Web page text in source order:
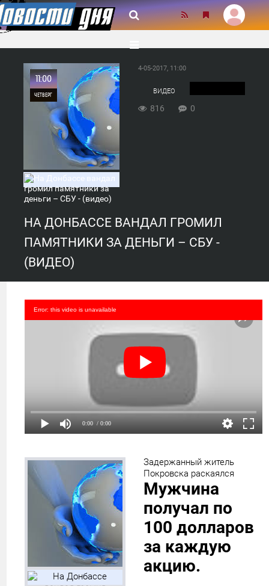
11:00
ЧЕТВЕРГ
4-05-2017, 11:00
ВИДЕО
816 0
НА ДОНБАССЕ ВАНДАЛ ГРОМИЛ
ПАМЯТНИКИ ЗА ДЕНЬГИ – СБУ -
(ВИДЕО)
0:00 / 0:00
Error: this video is unavailable
Задержанный житель
Покровска раскаялся
Мужчина
получал по
100 долларов
за каждую
акцию.